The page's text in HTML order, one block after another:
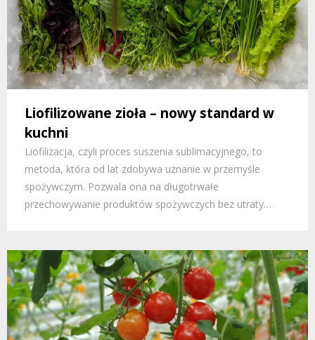
Liofilizowane zioła – nowy standard w
kuchni
Liofilizacja, czyli proces suszenia sublimacyjnego, to
metoda, która od lat zdobywa uznanie w przemyśle
spożywczym. Pozwala ona na długotrwałe
przechowywanie produktów spożywczych bez utraty…